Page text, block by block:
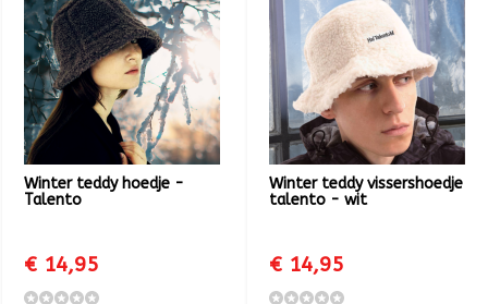
Winter teddy hoedje -
Talento
€ 14,95
Winter teddy vissershoedje
talento - wit
€ 14,95